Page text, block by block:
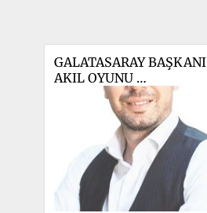
GALATASARAY BAŞKANI
AKIL OYUNU
OYNAMAKTAN
TRANSFERE ZAMAN
AYIRAMIYOR